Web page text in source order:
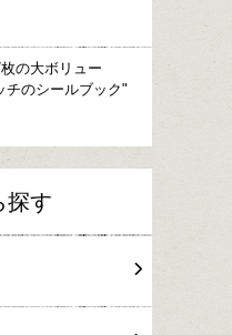
枚の大ボリュー
チのシールブック"
探す